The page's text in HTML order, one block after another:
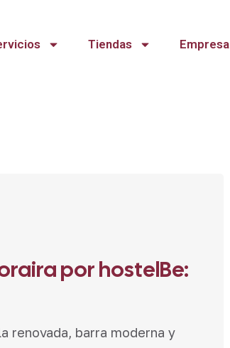
Tiendas Empresa
por hostelBe:
renovada, barra moderna y